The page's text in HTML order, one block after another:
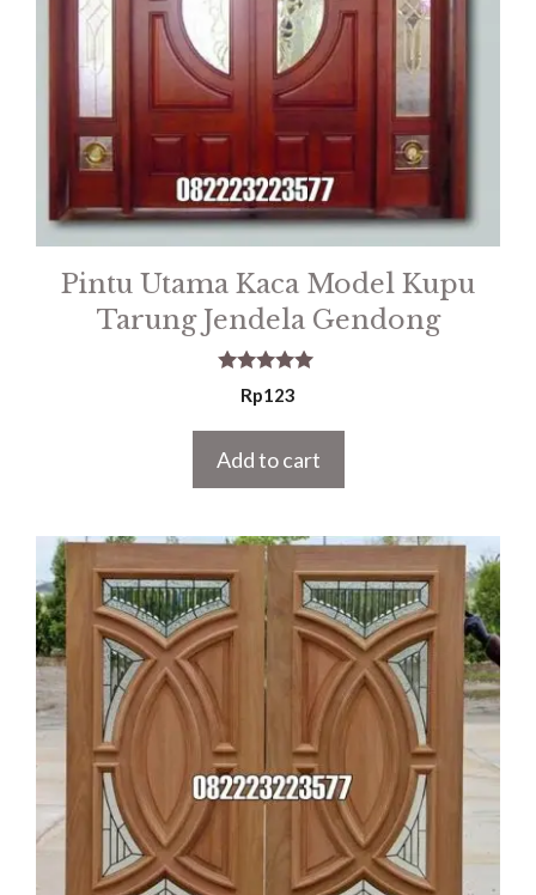
Pintu Utama Kaca Model Kupu
Tarung Jendela Gendong
5.00
out of 5
Rp123
Add to cart